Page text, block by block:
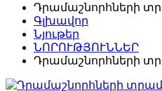
Դրամաշնորհների
Գլխավոր
Նյութեր
ՆՈՐՈՒԹՅՈՒՆՆԵՐ
Դրամաշնորհների